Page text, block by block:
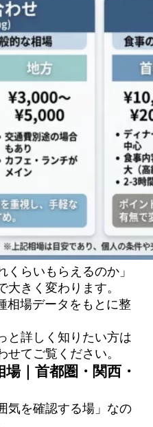
くらいもらえるのか」
きく変わります。
相場データをもとに整
と詳しく知りたい方は
せてご覧ください。
｜首都圏・関西・
気を確認する場」なの